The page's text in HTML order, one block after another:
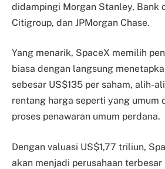
didampingi Morgan Stanley, Bank
Citigroup, dan JPMorgan Chase.
Yang menarik, SpaceX memilih
biasa dengan langsung
sebesar US$135 per saham, alih-
rentang harga seperti yang umum
proses penawaran umum perdana.
Dengan valuasi US$1,77 triliun,
akan menjadi perusahaan